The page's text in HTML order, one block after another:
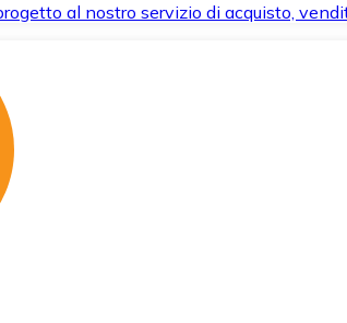
al nostro servizio di acquisto,